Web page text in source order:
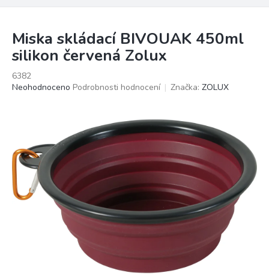
Miska skládací BIVOUAK 450ml
silikon červená Zolux
6382
Průměrné
5
hvězdiček.
Neohodnoceno Podrobnosti hodnocení Značka: ZOLUX